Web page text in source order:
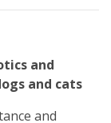
and
and cats
and